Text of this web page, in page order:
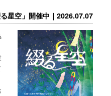
星空」開催中｜2026.07.07